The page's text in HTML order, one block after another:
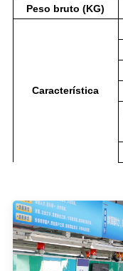
Peso bruto (KG)
Característica